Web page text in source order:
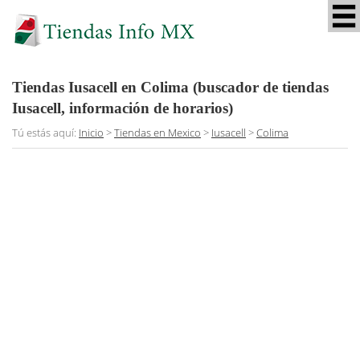
Tiendas Iusacell en Colima (buscador de tiendas
Iusacell, información de horarios)
Tú estás aquí: Inicio >Tiendas en Mexico > Iusacell >Colima